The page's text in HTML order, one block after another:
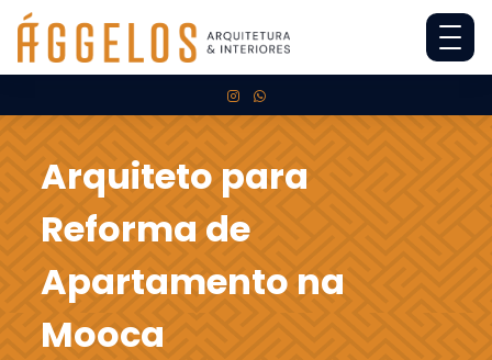
Arquiteto para
Reforma de
Apartamento na
Mooca